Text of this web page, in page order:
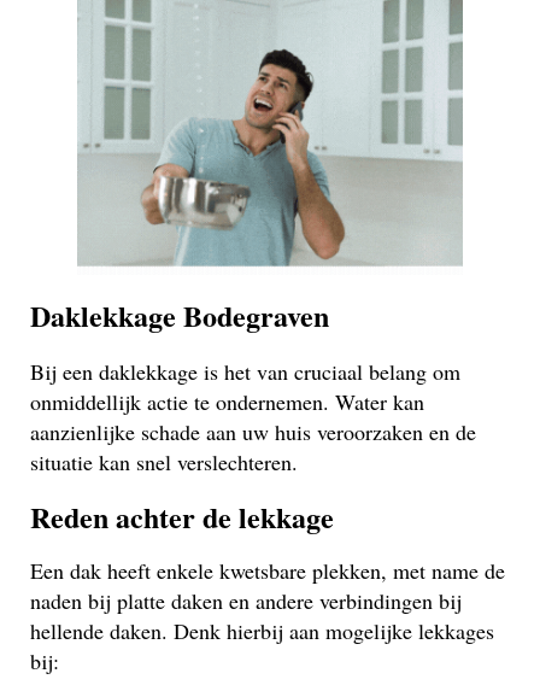
Daklekkage Bodegraven
Bij een daklekkage is het van cruciaal belang om
onmiddellijk actie te ondernemen. Water kan
aanzienlijke schade aan uw huis veroorzaken en de
situatie kan snel verslechteren.
Reden achter de lekkage
Een dak heeft enkele kwetsbare plekken, met name de
naden bij platte daken en andere verbindingen bij
hellende daken. Denk hierbij aan mogelijke lekkages
bij: